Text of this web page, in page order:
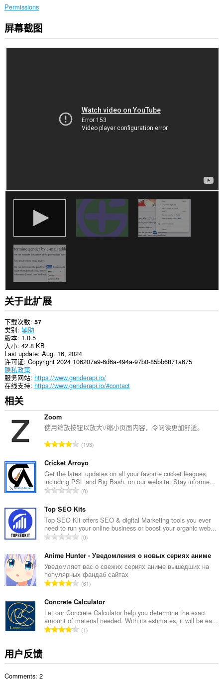
Permissions
此
扩
据。
屏幕截图
关于此扩展
下载次数 57
类别 辅助
版本 1.0.5
大小 42.8 KB
Last update Aug. 16, 2024
许可证 Copyright 2024 106207a9-6d6a-494a-97b0-85bb6871a675
隐私政策
服务网站 https://www.genderapi.io/
在线支持 https://www.genderapi.io/#contact
相关
Zoom
使用缩放按钮以放大\/缩小页面内容，令阅读更加舒适。
总
分
次
数
：
193
Cricket Arroyo
Get the latest updates on all your favorite cricket leagues,
including PSL and Big Bash, on our website. Stay informe...
总
分
次
数
：
0
Top SEO Kits
Top SEO Kit offers SEO & digital Marketing tools you ever
need to run your online business or boost your organic web...
总
分
次
数
：
0
Anime Hunter - Уведомления о новых сериях аниме
Уведомляет вас о свежих сериях аниме вышедших на
популярных фандаб сайтах
总
分
次
数
：
61
Concrete Calculator
Let our Concrete Calculator help you determine the exact
amount of material needed. With its estimates, it will be ea...
总
1
用户反馈
Comments: 2